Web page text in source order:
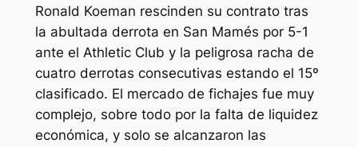
Ronald Koeman rescinden su contrato tras
la abultada derrota en San Mamés por 5-1
ante el Athletic Club y la peligrosa racha de
cuatro derrotas consecutivas estando el 15º
clasificado. El mercado de fichajes fue muy
complejo, sobre todo por la falta de liquidez
económica, y solo se alcanzaron las